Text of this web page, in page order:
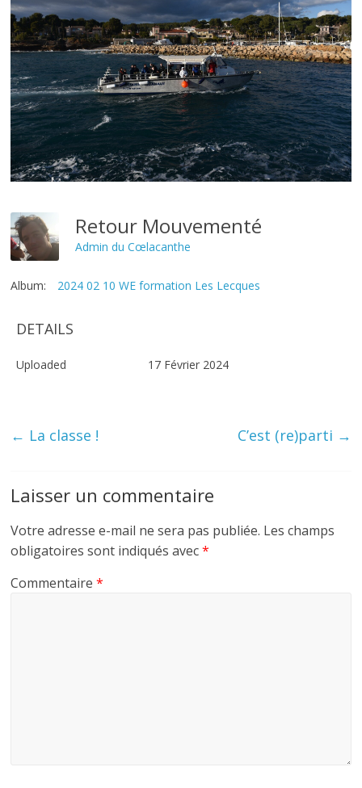
Retour Mouvementé
Admin du Cœlacanthe
Album: 2024 02 10 WE formation Les Lecques
DETAILS
Uploaded 17 Février 2024
← La classe ! C’est (re)parti →
Laisser un commentaire
Votre adresse e-mail ne sera pas publiée. Les champs
obligatoires sont indiqués avec*
Commentaire*